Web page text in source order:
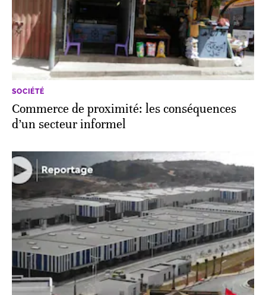
SOCIÉTÉ
Commerce de proximité: les conséquences
d’un secteur informel